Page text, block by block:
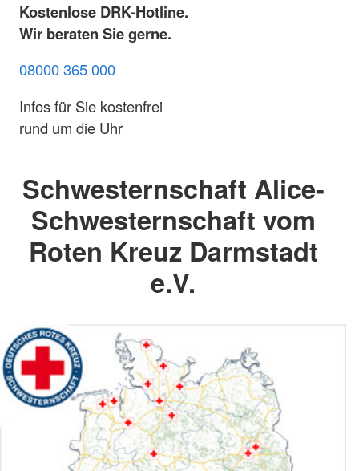
Kostenlose DRK-Hotline.
Wir beraten Sie gerne.
08000 365 000
Infos für Sie kostenfrei
rund um die Uhr
Schwesternschaft Alice-
Schwesternschaft vom
Roten Kreuz Darmstadt
e.V.